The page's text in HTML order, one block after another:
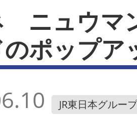
ニュウマ
ポップア
JR東日本グループ